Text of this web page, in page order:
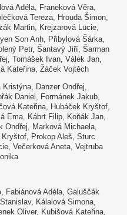
Adéla, Franeková Věra,
Tereza, Hrouda Šimon,
Martin, Krejzarová Lucie,
Son Anh, Přibylová Šárka,
Petr, Šantavý Jiří, Šarman
Tomášek Ivan, Válek Jan,
Kateřina, Žáček Vojtěch
Danzer Ondřej,
Daniel, Formánek Jakub,
Kateřina, Hubáček Kryštof,
Ema, Kábrt Filip, Koňák Jan,
Ondřej, Marková Michaela,
Prokop Aleš, Sturc
Večerková Aneta, Vejtruba
Fabiánová Adéla, Galuščák
Kálalová Simona,
Oliver, Kubišová Kateřina,